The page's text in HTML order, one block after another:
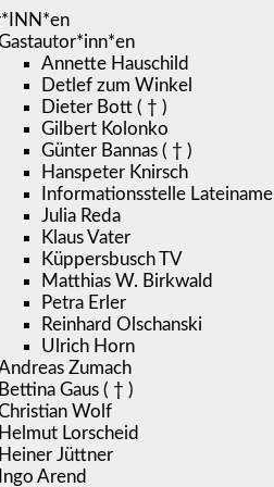
Annette Hauschild
Detlef zum Winkel
Dieter Bott ( † )
Gilbert Kolonko
Günter Bannas ( † )
Hanspeter Knirsch
Informationsstelle
Julia Reda
Klaus Vater
Küppersbusch TV
Matthias W. Birkwald
Petra Erler
Reinhard Olschanski
Ulrich Horn
Zumach
Bettina Gaus ( † )
Wolf
Helmut Lorscheid
Heiner Jüttner
Ingo Arend